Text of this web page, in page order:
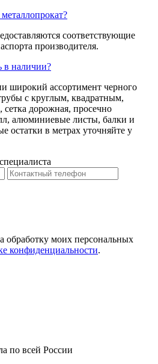
соответствующие
производителя.
в наличии?
широкий ассортимент черного
с круглым, квадратным,
дорожная, просечно
алюминиевые листы, балки и
остатки в метрах уточняйте у
обработку моих персональных
конфиденциальности.
по всей России